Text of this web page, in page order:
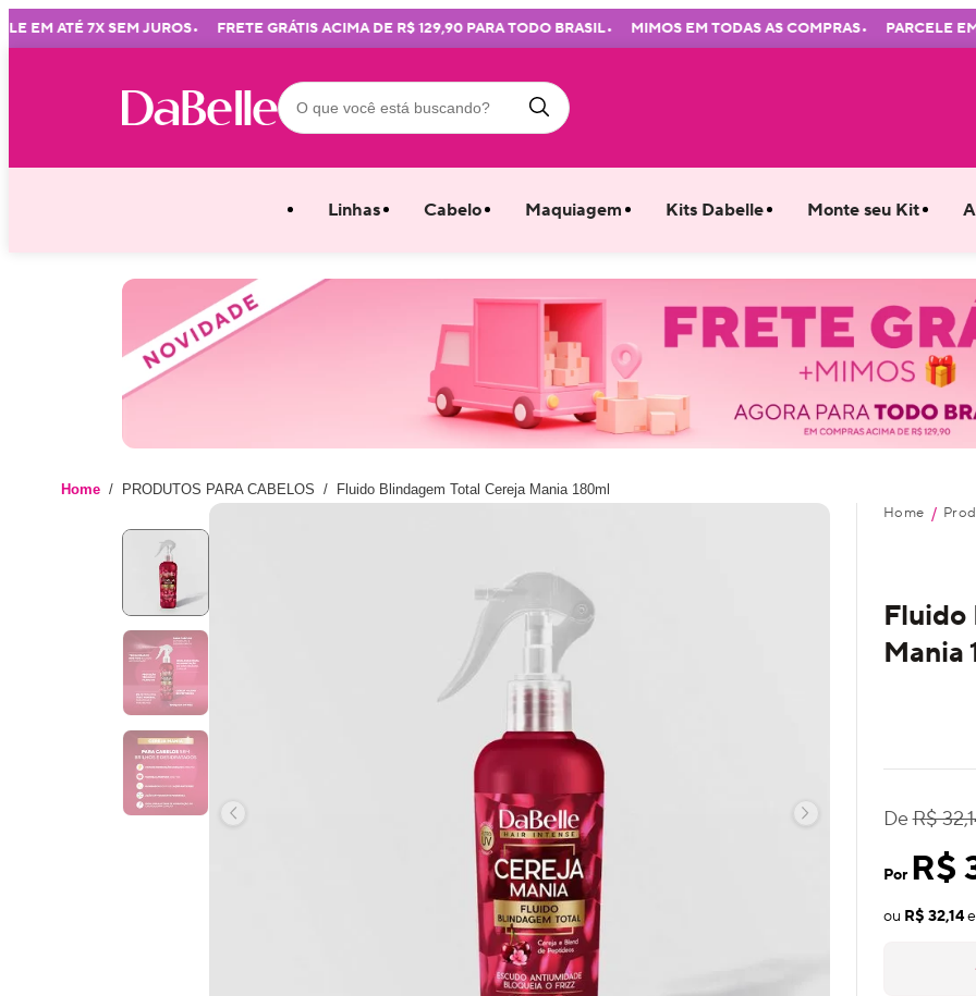
ATÉ 7X SEM JUROS• FRETE GRÁTIS ACIMA DE R$ 129,90 PARA TODO BRASIL• MIMOS EM TODAS AS COMPRAS• PARCELE EM
Linhas Cabelo Maquiagem Kits Dabelle Monte seu Kit
Home PRODUTOS PARA CABELOS Fluido Blindagem Total Cereja Mania 180ml
Home /
Fluido
Mania
DeR$
Por R$
ou R$ 32,14